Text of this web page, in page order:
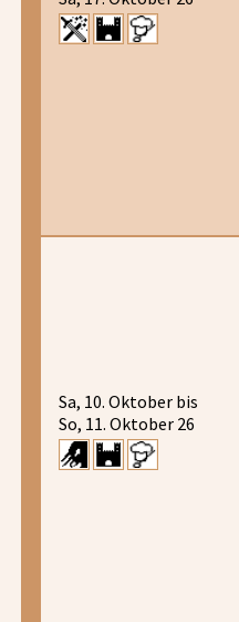
Sa, 10. Oktober bis
So, 11. Oktober 26